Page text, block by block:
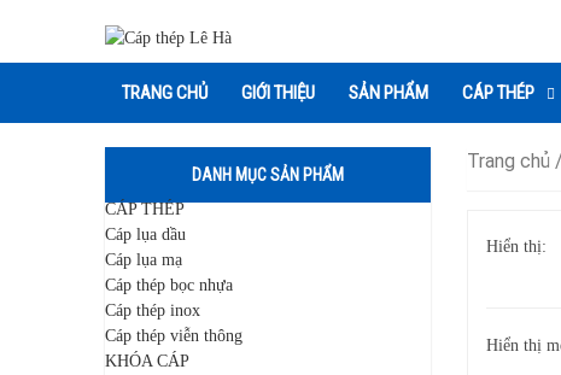
TRANG CHỦ GIỚI THIỆU SẢN PHẨM CÁP THÉP
Trang chủ
Hiển thị:
Hiển thị
DANH MỤC SẢN PHẨM
CÁP THÉP
Cáp lụa dầu
Cáp lụa mạ
Cáp thép bọc nhựa
Cáp thép inox
Cáp thép viễn thông
KHÓA CÁP